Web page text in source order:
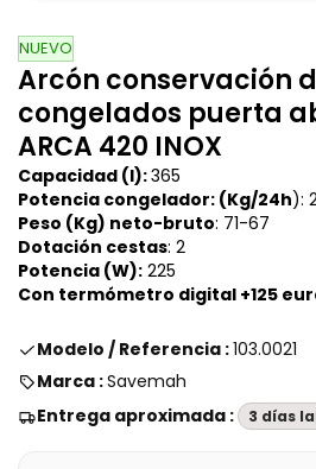
NUEVO
Arcón conservación
congelados puerta
ARCA 420 INOX
Capacidad (l):365
Potencia congelador: (Kg/24h):
Peso (Kg) neto-bruto: 71-67
Dotación cestas: 2
Potencia (W): 225
Con termómetro digital +125
Modelo / Referencia :103.0021
Marca :Savemah
Entrega aproximada :
3 días